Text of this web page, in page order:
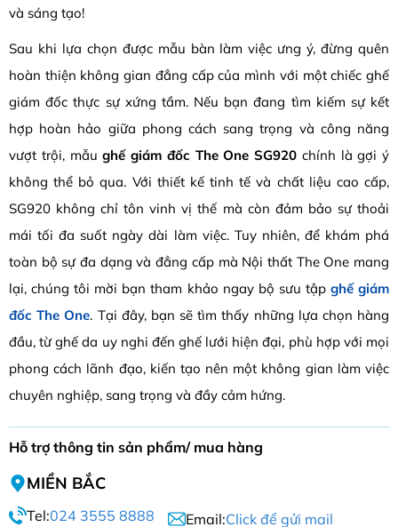
và sáng tạo!
Sau khi lựa chọn được mẫu bàn làm việc ưng ý, đừng quên
hoàn thiện không gian đẳng cấp của mình với một chiếc ghế
giám đốc thực sự xứng tầm. Nếu bạn đang tìm kiếm sự kết
hợp hoàn hảo giữa phong cách sang trọng và công năng
vượt trội, mẫughế giám đốc The One SG920 chính là gợi ý
không thể bỏ qua. Với thiết kế tinh tế và chất liệu cao cấp,
SG920 không chỉ tôn vinh vị thế mà còn đảm bảo sự thoải
mái tối đa suốt ngày dài làm việc. Tuy nhiên, để khám phá
toàn bộ sự đa dạng và đẳng cấp mà Nội thất The One mang
lại, chúng tôi mời bạn tham khảo ngay bộ sưu tập ghế giám
đốc The One. Tại đây, bạn sẽ tìm thấy những lựa chọn hàng
đầu, từ ghế da uy nghi đến ghế lưới hiện đại, phù hợp với mọi
phong cách lãnh đạo, kiến tạo nên một không gian làm việc
chuyên nghiệp, sang trọng và đầy cảm hứng.
Hỗ trợ thông tin sản phẩm/ mua hàng
MIỀN BẮC
Tel:024 3555 8888 Email:Click để gửi mail